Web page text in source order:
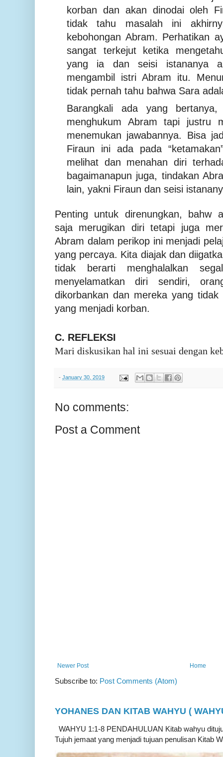
korban dan akan dinodai oleh
tidak tahu masalah ini
kebohongan Abram. Perhatikan
sangat terkejut ketika
yang ia dan seisi istananya
mengambil istri Abram itu.
tidak pernah tahu bahwa Sara
Barangkali ada yang
menghukum Abram tapi justru
menemukan jawabannya. Bisa
Firaun ini ada pada
melihat dan menahan diri
bagaimanapun juga, tindakan
lain, yakni Firaun dan seisi
Penting untuk direnungkan, bahw
saja merugikan diri tetapi juga
Abram dalam perikop ini menjadi
yang percaya. Kita diajak dan
tidak berarti menghalalkan
menyelamatkan diri sendiri,
dikorbankan dan mereka yang
yang menjadi korban.
C. REFLEKSI
Mari diskusikan hal ini sesuai dengan
- January 30, 2019
No comments:
Post a Comment
Newer Post Home
Subscribe to: Post Comments (Atom)
YOHANES DAN KITAB WAHYU (
WAHYU 1:1-8 PENDAHULUAN Kitab wahyu
Tujuh jemaat yang menjadi tujuan penulisan Kitab